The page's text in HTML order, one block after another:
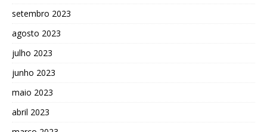
setembro 2023
agosto 2023
julho 2023
junho 2023
maio 2023
abril 2023